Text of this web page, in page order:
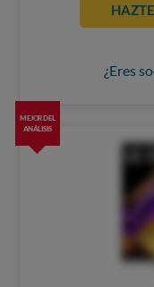
¿Eres
MEJOR DEL
ANÁLISIS